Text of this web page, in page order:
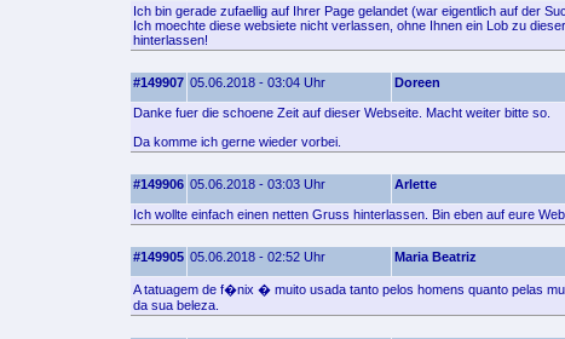
Ich bin gerade zufaellig auf Ihrer Page gelandet (war eigentlich auf der
Ich moechte diese websiete nicht verlassen, ohne Ihnen ein Lob zu
hinterlassen!
#149907 05.06.2018 - 03:04 Uhr Doreen
Danke fuer die schoene Zeit auf dieser Webseite. Macht weiter bitte so.
Da komme ich gerne wieder vorbei.
#149906 05.06.2018 - 03:03 Uhr Arlette
Ich wollte einfach einen netten Gruss hinterlassen. Bin eben auf eure
#149905 05.06.2018 - 02:52 Uhr Maria Beatriz
A tatuagem de f�nix � muito usada tanto pelos homens quanto pelas
da sua beleza.